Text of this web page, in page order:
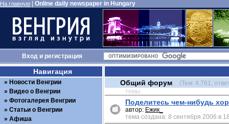
На главную Online daily newspaper in Hungary
Входи регистрация
Общий форум
(Тем: 4.761,
темы
Поделитесь чем-нибудь
автор: Ежик_
тема создана: 8 сентября 2006 в
Навигация
Новости Венгрии
Видео о Венгрии
Фотогалерея Венгрии
Статьи о Венгрии
Афиша